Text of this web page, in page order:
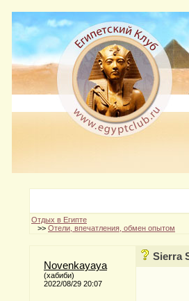
Отдых в Египте
>> Отели, впечатления, обмен опытом
Novenkayaya
(хабиби)
2022/08/29 20:07
Sierra